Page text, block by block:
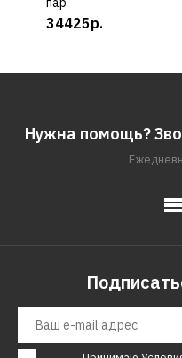
34425р.
Нужна помощь?